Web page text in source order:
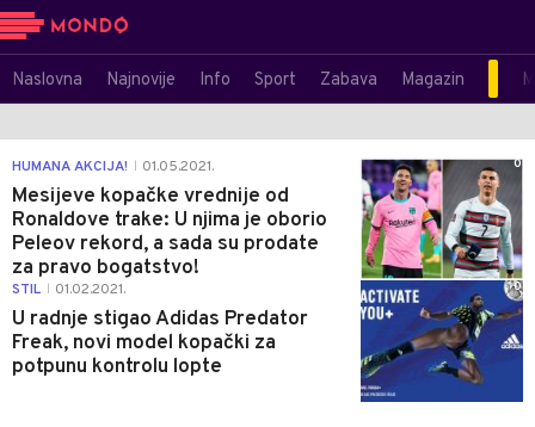
Naslovna Najnovije Info Sport Zabava Magazin
HUMANA AKCIJA! 01.05.2021.
Mesijeve kopačke vrednije od
Ronaldove trake: U njima je oborio
Peleov rekord, a sada su prodate
za pravo bogatstvo!
0
STIL 01.02.2021.
U radnje stigao Adidas Predator
Freak, novi model kopački za
potpunu kontrolu lopte
0